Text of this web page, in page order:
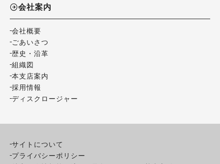
会社案内
会社概要
ごあいさつ
歴史・沿革
組織図
本支店案内
採用情報
ディスクロージャー
サイトについて
プライバシーポリシー